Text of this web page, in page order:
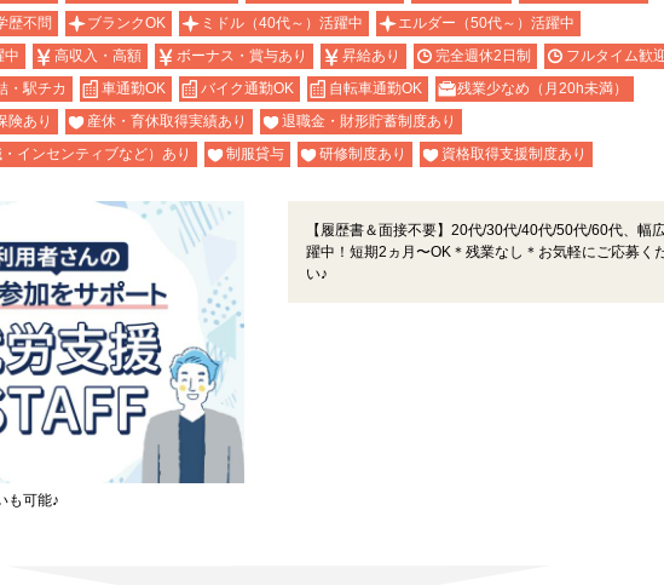
歴不問 ブランクOK ミドル（40代～）活躍中
エルダー（50代～）活躍中
中
高収入・高額 ボーナス・賞与あり 昇給あり 完全週休2日制
フルタイム歓
・駅チカ 車通勤OK バイク通勤OK 自転車通勤OK
残業少なめ（月20h未満）
険あり 産休・育休取得実績あり
退職金・財形貯蓄制度あり
インセンティブなど）あり
制服貸与 研修制度あり 資格取得支援制度あり
も可能♪
【履歴書＆面接不要】20代/30代/40代/50代/60代、幅
躍中！短期2ヵ月〜OK＊残業なし＊お気軽にご応募く
い♪